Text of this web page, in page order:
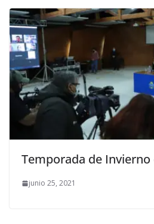
Temporada de Invierno
junio 25, 2021